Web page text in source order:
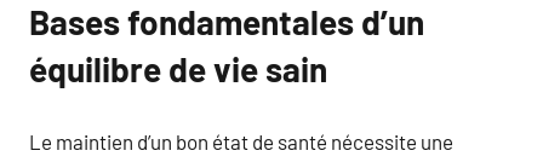
Bases fondamentales d’un
équilibre de vie sain
Le maintien d’un bon état de santé nécessite une